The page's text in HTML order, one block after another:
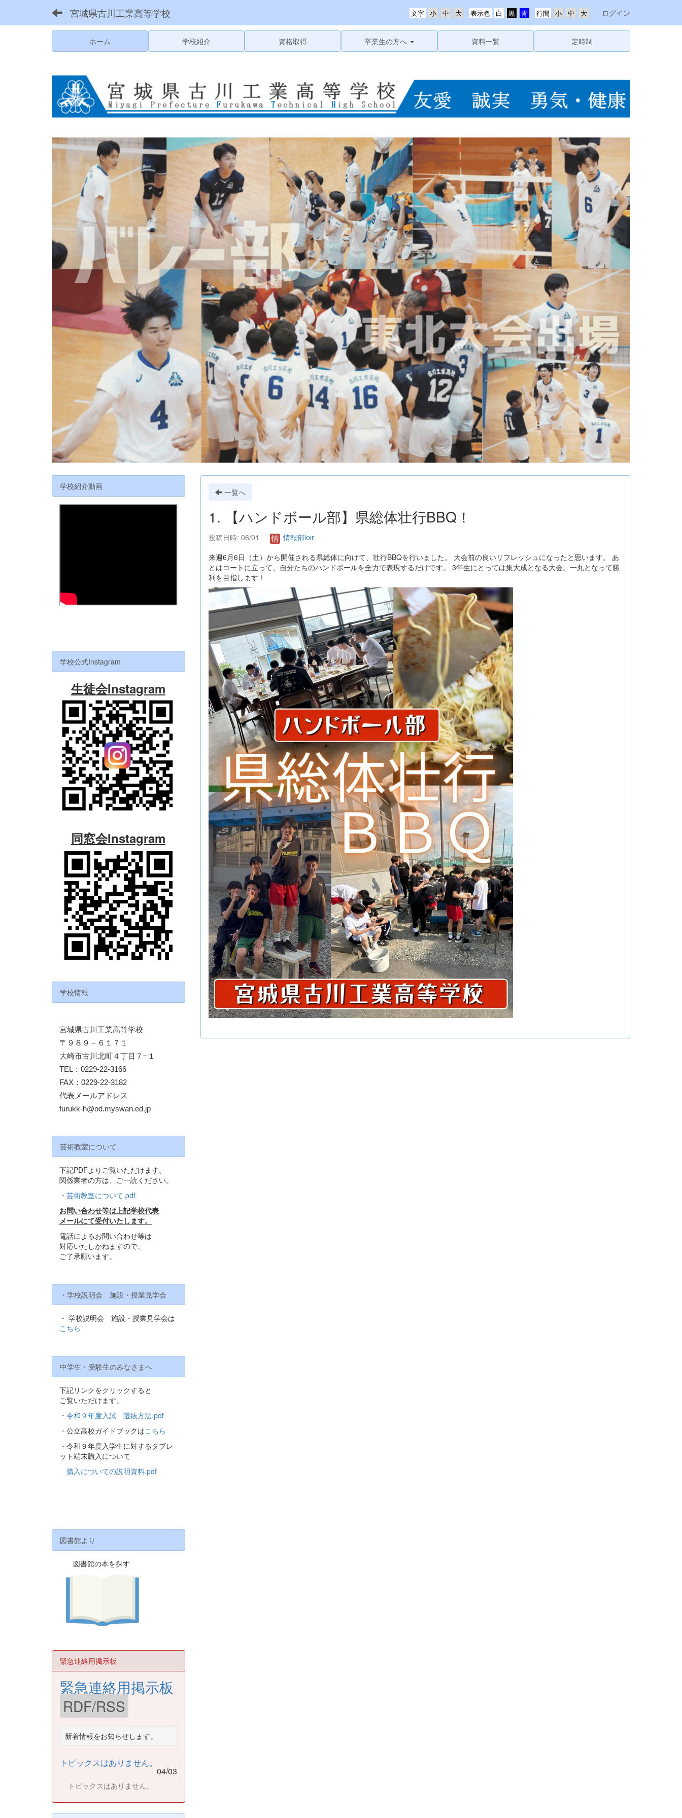
宮城県古川工業高等学校 行間
表示色
文字 ログイン
ホーム 学校紹介 資格取得 卒業生の方へ 資料一覧 定時制
一覧へ
1. 【ハンドボール部】県総体壮行BBQ！
投稿日時: 06/01
情報部kxr
来週6月6日（土）から開催される県総体に向けて、壮行BBQを行いました。 大会前の良いリフレッシュになったと思います。 あ
とはコートに立って、自分たちのハンドボールを全力で表現するだけです。 3年生にとっては集大成となる大会。一丸となって勝
利を目指します！
学校紹介動画
学校公式Instagram
生徒会Instagram
同窓会Instagram
学校情報
宮城県古川工業高等学校
〒９８９－６１７１
大崎市古川北町４丁目７−１
TEL：0229-22-3166
FAX：0229-22-3182
代表メールアドレス
furukk-h@od.myswan.ed.jp
芸術教室について
下記PDFよりご覧いただけます。
関係業者の方は、ご一読ください。
・ 芸術教室について.pdf
お問い合わせ等は上記学校代表
メールにて受付いたします。
電話によるお問い合わせ等は
対応いたしかねますので、
ご了承願います。
・学校説明会 施設・授業見学会
・ 学校説明会 施設・授業見学会は
こちら
中学生・受験生のみなさまへ
下記リンクをクリックすると
ご覧いただけます。
・ 令和９年度入試 選抜方法.pdf
・公立高校ガイドブックはこちら
・令和９年度入学生に対するタブレ
ット端末購入について
購入についての説明資料.pdf
図書館より
図書館の本を探す
緊急連絡用掲示板
緊急連絡用掲示板
RDF/RSS
新着情報をお知らせします。
トピックスはありません。
04/03
トピックスはありません。